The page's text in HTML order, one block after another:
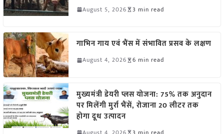
August 5, 2026 3 min read
गाभिन गाय एवं भैंस में संभावित प्रसव के लक्षण
August 4, 2026 6 min read
मुख्यमंत्री डेयरी प्लस योजना: 75% तक अनुदान
पर मिलेंगी मुर्रा भैंसें, रोजाना 20 लीटर तक
होगा दूध उत्पादन